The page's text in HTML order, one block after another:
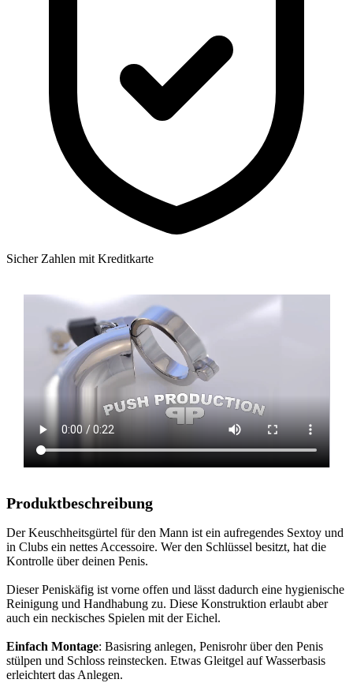
Sicher Zahlen mit Kreditkarte
Produktbeschreibung
Der Keuschheitsgürtel für den Mann ist ein aufregendes Sextoy und
in Clubs ein nettes Accessoire. Wer den Schlüssel besitzt, hat die
Kontrolle über deinen Penis.
Dieser Peniskäfig ist vorne offen und lässt dadurch eine hygienische
Reinigung und Handhabung zu. Diese Konstruktion erlaubt aber
auch ein neckisches Spielen mit der Eichel.
Einfach Montage: Basisring anlegen, Penisrohr über den Penis
stülpen und Schloss reinstecken. Etwas Gleitgel auf Wasserbasis
erleichtert das Anlegen.